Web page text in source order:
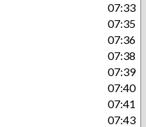
07:33
07:35
07:36
07:38
07:39
07:40
07:41
07:43